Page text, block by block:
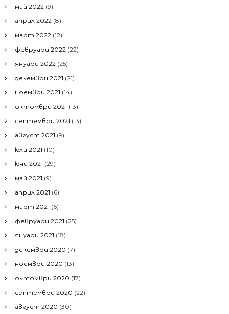
май 2022 (9)
април 2022 (8)
март 2022 (12)
февруари 2022 (22)
януари 2022 (25)
декември 2021 (21)
ноември 2021 (14)
октомври 2021 (13)
септември 2021 (13)
август 2021 (9)
юли 2021 (10)
юни 2021 (29)
май 2021 (9)
април 2021 (6)
март 2021 (6)
февруари 2021 (25)
януари 2021 (18)
декември 2020 (7)
ноември 2020 (13)
октомври 2020 (17)
септември 2020 (22)
август 2020 (30)